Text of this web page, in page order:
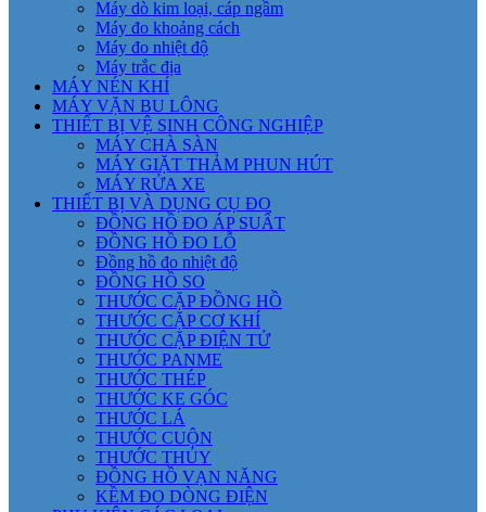
Máy dò kim loại, cáp ngầm
Máy đo khoảng cách
Máy đo nhiệt độ
Máy trắc địa
MÁY NÉN KHÍ
MÁY VẶN BU LÔNG
THIẾT BỊ VỆ SINH CÔNG NGHIỆP
MÁY CHÀ SÀN
MÁY GIẶT THẢM PHUN HÚT
MÁY RỬA XE
THIẾT BỊ VÀ DỤNG CỤ ĐO
ĐỒNG HỒ ĐO ÁP SUẤT
ĐỒNG HỒ ĐO LỖ
Đồng hồ đo nhiệt độ
ĐỒNG HỒ SO
THƯỚC CẶP ĐỒNG HỒ
THƯỚC CẶP CƠ KHÍ
THƯỚC CẶP ĐIỆN TỬ
THƯỚC PANME
THƯỚC THÉP
THƯỚC KE GÓC
THƯỚC LÁ
THƯỚC CUỘN
THƯỚC THỦY
ĐỒNG HỒ VẠN NĂNG
KỀM ĐO DÒNG ĐIỆN